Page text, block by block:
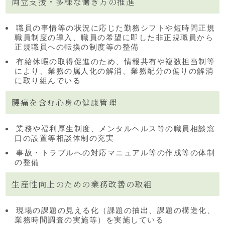
職員の事情等の状況に応じた勤務シフトや短時間正規
職員制度の導入、職員の希望に即した非正規職員から
正規職員への転換の制度等の整備
有給休暇の取得促進のため、情報共有や複数担当制等
により、業務の属人化の解消、業務配分の偏りの解消
に取り組んでいる
腰痛を含む心身の健康管理
業務や福利厚生制度、メンタルヘルス等の職員相談窓
口の設置等相談体制の充実
事故・トラブルへの対応マニュアル等の作成等の体制
の整備
生産性向上のための業務改善の取組
現場の課題の見える化（課題の抽出、課題の構造化、
業務時間調査の実施等）を実施している